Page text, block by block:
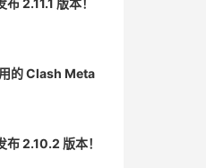
的 Clash Meta
2.10.2 版本！